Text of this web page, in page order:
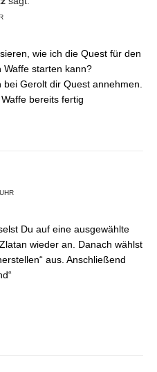
wie ich die Quest für den
Waffe starten kann?
Gerolt dir Quest annehmen.
bereits fertig
Du auf eine ausgewählte
wieder an. Danach wählst
aus. Anschließend